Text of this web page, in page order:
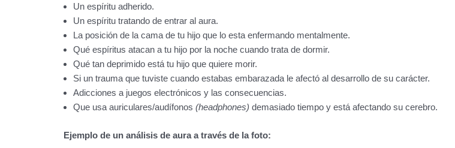
Un espíritu adherido.
Un espíritu tratando de entrar al aura.
La posición de la cama de tu hijo que lo esta enfermando mentalmente.
Qué espíritus atacan a tu hijo por la noche cuando trata de dormir.
Qué tan deprimido está tu hijo que quiere morir.
Si un trauma que tuviste cuando estabas embarazada le afectó al desarrollo de su carácter.
Adicciones a juegos electrónicos y las consecuencias.
Que usa auriculares/audífonos (headphones) demasiado tiempo y está afectando su cerebro.
Ejemplo de un análisis de aura a través de la foto: